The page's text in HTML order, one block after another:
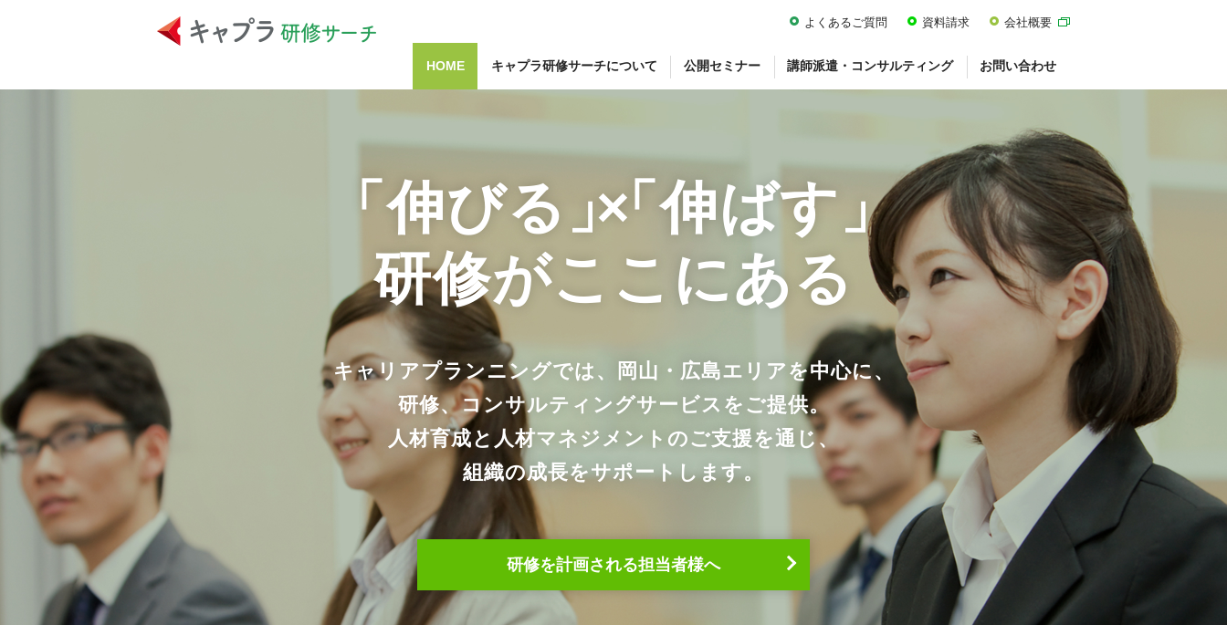
よくあるご質問 資料請求 会社概要
HOME キャプラ研修サーチについて 公開セミナー 講師派遣・コンサルティング お問い合わせ
「伸びる 」×「伸ばす」
研修がここにある
キャリアプランニングでは、岡山・広島エリアを中心に、
研修、コンサルティングサービスをご提供。
人材育成と人材マネジメントのご支援を通じ、
組織の成長をサポートします。
研修を計画される担当者様へ